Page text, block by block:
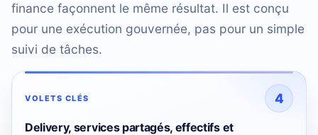
finance façonnent le même résultat. Il est conçu
pour une exécution gouvernée, pas pour un simple
suivi de tâches.
VOLETS CLÉS 4
Delivery, services partagés, effectifs et